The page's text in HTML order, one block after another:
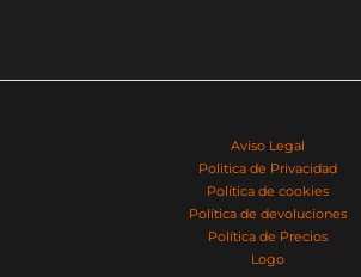
Aviso Legal
Politica de Privacidad
Política de cookies
Política de devoluciones
Política de Precios
Logo